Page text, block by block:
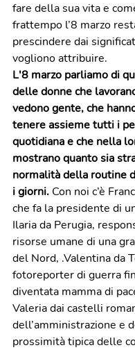
fare della sua vita e
frattempo l’8 marzo
prescindere dai
vogliono attribuire.
L'8 marzo parliamo di
delle donne che
vedono gente, che
tenere assieme tutti i
quotidiana e che nella
mostrano quanto sia
normalità della routine
i giorni. Con noi c’è
che fa la presidente di
Ilaria da Perugia,
risorse umane di una
del Nord, .Valentina da
fotoreporter di guerra
diventata mamma di
Valeria dai castelli
dell’amministrazione e
prossimità tipica delle